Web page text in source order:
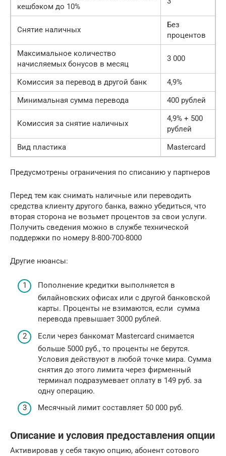
кешбэком до 10%
Снятие наличных
Без
процентов
Максимальное количество
начисляемых бонусов в месяц
3 000
Комиссия за перевод в другой банк
4,9%
Минимальная сумма перевода
400 рублей
Комиссия за снятие наличных
4,9% + 500
рублей
Вид пластика
Mastercard
Предусмотрены ограничения по списанию у партнеров
Перед тем как снимать наличные или переводить
средства клиенту другого банка, важно убедиться, что
вторая сторона не возьмет процентов за свои услуги.
Получить сведения можно в службе технической
поддержки по номеру 8-800-700-8000
Другие нюансы:
Пополнение кредитки выполняется в
билайновских офисах или с другой банковской
карты. Проценты не взимаются, если сумма
перевода превышает 3000 рублей.
Если через банкомат Mastercard снимается
больше 5000 руб., то проценты не берутся.
Условия действуют в любой точке мира. Сумма
снятия до этого лимита через фирменный
терминал подразумевает оплату в 149 руб. за
одну операцию.
Месячный лимит составляет 50 000 руб.
Описание и условия предоставления опции
Активировав у себя такую опцию, абонент сотового